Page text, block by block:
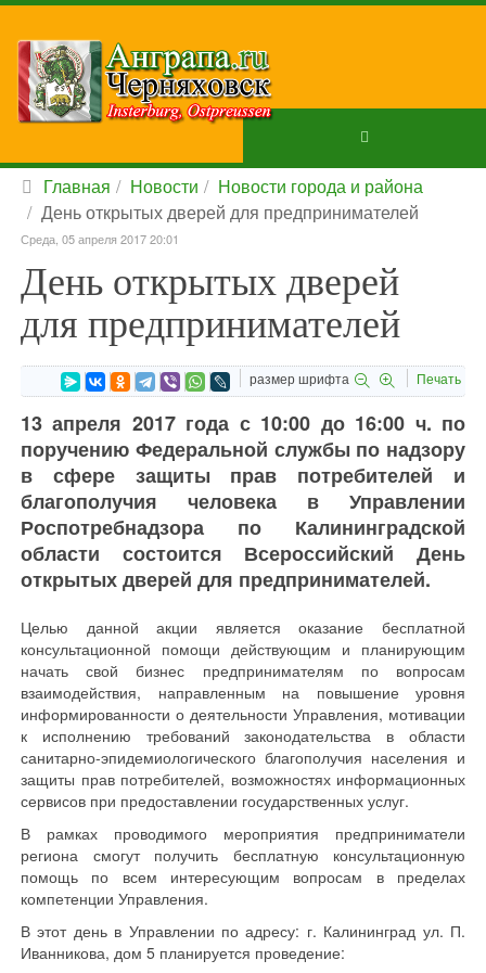
Главная Новости
Новости города и района
День открытых дверей для предпринимателей
Среда, 05 апреля 2017 20:01
День открытых дверей
для предпринимателей
размер шрифта Печать
13 апреля 2017 года с 10:00 до 16:00 ч. по
поручению Федеральной службы по надзору
в сфере защиты прав потребителей и
благополучия человека в Управлении
Роспотребнадзора по Калининградской
области состоится Всероссийский День
открытых дверей для предпринимателей.
Целью данной акции является оказание бесплатной
консультационной помощи действующим и планирующим
начать свой бизнес предпринимателям по вопросам
взаимодействия, направленным на повышение уровня
информированности о деятельности Управления, мотивации
к исполнению требований законодательства в области
санитарно-эпидемиологического благополучия населения и
защиты прав потребителей, возможностях информационных
сервисов при предоставлении государственных услуг.
В рамках проводимого мероприятия предприниматели
региона смогут получить бесплатную консультационную
помощь по всем интересующим вопросам в пределах
компетенции Управления.
В этот день в Управлении по адресу: г. Калининград ул. П.
Иванникова, дом 5 планируется проведение: